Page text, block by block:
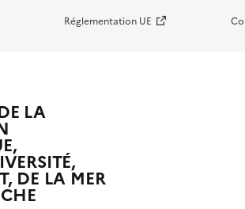
Réglementation UE
LA
DE LA MER